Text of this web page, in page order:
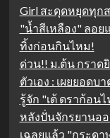
Girl สะดุดหยุดทุก
"น้ำสีเหลือง" ลอย
ทิ้งก่อนกินไหม!
ด่วน!! ม.ต้น กราด
ตัวเอง : เผยยอดบ
รู้จัก "เต้ ดราก้อน
หลังปั่นจักรยานอ
เฉลยแล้ว "กระด